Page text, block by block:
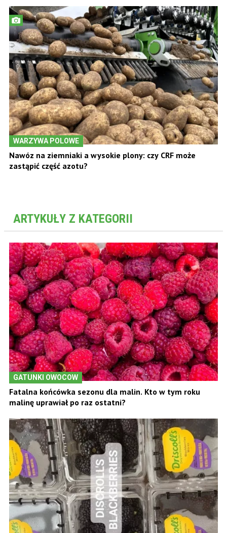
WARZYWA POLOWE
Nawóz na ziemniaki a wysokie plony: czy CRF może
zastąpić część azotu?
ARTYKUŁY Z KATEGORII
GATUNKI OWOCOW
Fatalna końcówka sezonu dla malin. Kto w tym roku
malinę uprawiał po raz ostatni?